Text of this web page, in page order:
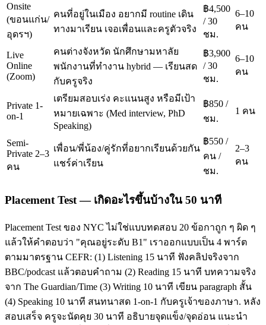
Onsite
(ขอนแก่น/
อุดรฯ)
คนที่อยู่ในเมือง อยากมี routine เดิน
ทางมาเรียน เจอเพื่อนและครูตัวจริง
฿4,500
/ 30
ชม.
6–10
คน
Live
Online
(Zoom)
คนต่างจังหวัด นักศึกษามหาลัย
พนักงานที่ทำงาน hybrid — เรียนสด
กับครูจริง
฿3,900
/ 30
ชม.
6–10
คน
Private 1-
on-1
เตรียมสอบเร่ง คะแนนสูง หรือมีเป้า
หมายเฉพาะ (Med interview, PhD
Speaking)
฿850 /
ชม.
1 คน
Semi-
Private 2–3
คน
เพื่อน/พี่น้อง/คู่รักที่อยากเรียนด้วยกัน
แชร์ค่าเรียน
฿550 /
คน /
ชม.
2–3
คน
Placement Test — เกิดอะไรขึ้นบ้างใน 50 นาที
Placement Test ของ NYC ไม่ใช่แบบทดสอบ 20 ข้อกาถูก ๆ ผิด ๆ
แล้วให้คำตอบว่า "คุณอยู่ระดับ B1" เราออกแบบเป็น 4 พาร์ต
ตามมาตรฐาน CEFR: (1) Listening 15 นาที ฟังคลิปจริงจาก
BBC/podcast แล้วตอบคำถาม (2) Reading 15 นาที บทความจริง
จาก The Guardian/Time (3) Writing 10 นาที เขียน paragraph สั้น
(4) Speaking 10 นาที สนทนาสด 1-on-1 กับครูเจ้าของภาษา. หลัง
สอบเสร็จ ครูจะนัดคุย 30 นาที อธิบายจุดแข็ง/จุดอ่อน แนะนำ